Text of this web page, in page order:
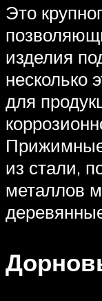
Это
изделия
несколько
для
Прижимные
из стали,
металлов